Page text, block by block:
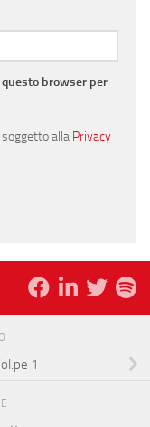
browser per
alla Privacy
1